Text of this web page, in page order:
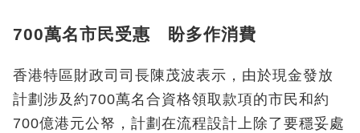
700萬名市民受惠 盼多作消費
香港特區財政司司長陳茂波表示，由於現金發放
計劃涉及約700萬名合資格領取款項的市民和約
700億港元公帑，計劃在流程設計上除了要穩妥處